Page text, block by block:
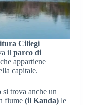
Ciliegi
il parco di
appartiene
capitale.
trova anche un
fiume (il Kanda) le